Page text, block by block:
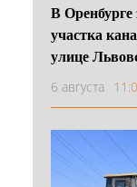
В
участка
улице
6 августа